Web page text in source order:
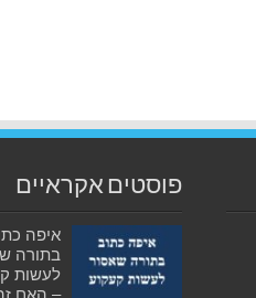
פוסטים אקראיים
איפה
בתורה
לעשות